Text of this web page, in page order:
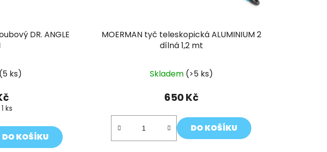
DR. ANGLE
(5 ks)
ks
DO KOŠÍKU
MOERMAN tyč teleskopická ALUMINIUM 2
dílná 1,2 mt
Skladem (>5 ks)
650 Kč
DO KOŠÍKU